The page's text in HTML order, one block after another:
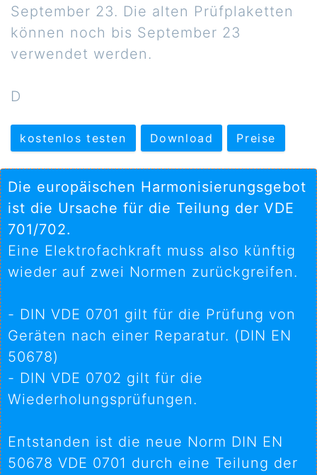
September 23. Die alten Prüfplaketten
können noch bis September 23
verwendet werden.
D
kostenlos testen Download Preise
Die europäischen Harmonisierungsgebot
ist die Ursache für die Teilung der VDE
701/702.
Eine Elektrofachkraft muss also künftig
wieder auf zwei Normen zurückgreifen.
- DIN VDE 0701 gilt für die Prüfung von
Geräten nach einer Reparatur. (DIN EN
50678)
- DIN VDE 0702 gilt für die
Wiederholungsprüfungen.
Entstanden ist die neue Norm DIN EN
50678 VDE 0701 durch eine Teilung der